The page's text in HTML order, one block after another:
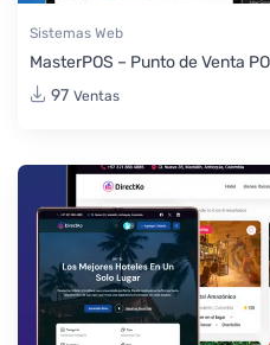
Sistemas Web
MasterPOS – Punto de Venta
97 Ventas